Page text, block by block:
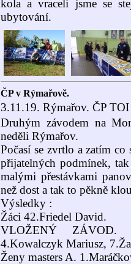
kola a vraceli jsme se
ubytování.
ČP v Rýmařově.
3.11.19. Rýmařov. ČP
Druhým závodem na
neděli Rýmařov.
Počasí se zvrtlo a zatím
přijatelných podmínek,
malými přestávkami
než dost a tak to pěkně
Výsledky :
Žáci 42.Friedel David.
VLOŽENÝ ZÁVOD.
4.Kowalczyk Mariusz,
Ženy masters A.